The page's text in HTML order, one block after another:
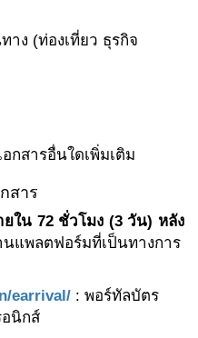
าง (ท่องเที่ยว ธุรกิจ
กสารอื่นใดเพิ่มเติม
สาร
ยใน 72 ชั่วโมง (3 วัน) หลัง
แพลตฟอร์มที่เป็นทางการ
earrival/ : พอร์ทัลบัตร
อนิกส์